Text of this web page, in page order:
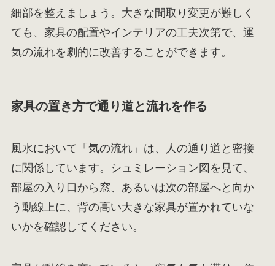
細部を整えましょう。大きな間取り変更が難しく
ても、家具の配置やインテリアの工夫次第で、運
気の流れを劇的に改善することができます。
家具の置き方で通り道と流れを作る
風水において「気の流れ」は、人の通り道と密接
に関係しています。シュミレーション図を見て、
部屋の入り口から窓、あるいは次の部屋へと向か
う動線上に、背の高い大きな家具が置かれていな
いかを確認してください。